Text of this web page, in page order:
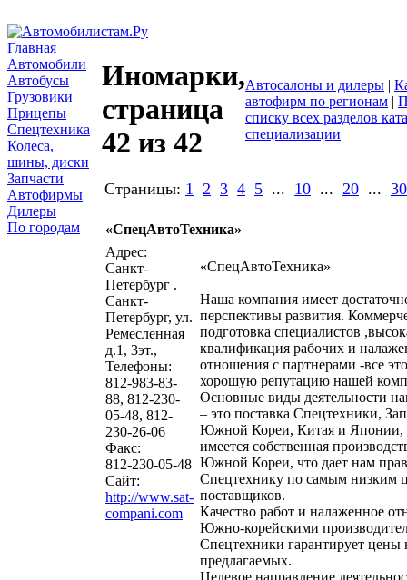
Главная
Автомобили
Автобусы
Грузовики
Прицепы
Спецтехника
Колеса,
шины, диски
Запчасти
Автофирмы
Дилеры
По городам
Иномарки,
страница
42 из 42
Автосалоны и дилеры |
автофирм по регионам |
списку всех разделов
специализации
Страницы: 1 2 3 4 5 ... 10 ... 20 ... 30
«СпецАвтоТехника»
Адрес:
Санкт-
Петербург .
Санкт-
Петербург, ул.
Ремесленная
д.1, 3эт.,
Телефоны:
812-983-83-
88, 812-230-
05-48, 812-
230-26-06
Факс:
812-230-05-48
Сайт:
http://www.sat-
compani.com
«СпецАвтоТехника»
Наша компания имеет
перспективы развития.
подготовка специалистов
квалификация рабочих и
отношения с партнерами -все
хорошую репутацию нашей
Основные виды деятельности
– это поставка Спецтехники,
Южной Кореи, Китая и Японии,
имеется собственная
Южной Кореи, что дает нам
Спецтехнику по самым низким
поставщиков.
Качество работ и налаженное
Южно-корейскими
Спецтехники гарантирует цены
предлагаемых.
Целевое направление